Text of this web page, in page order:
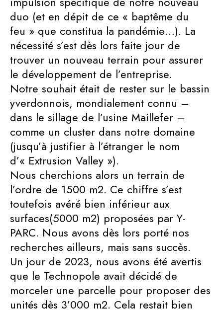
duo (et en dépit de ce « baptême du
feu » que constitua la pandémie…). La
nécessité s’est dès lors faite jour de
trouver un nouveau terrain pour assurer
le développement de l’entreprise.
Notre souhait était de rester sur le bassin
yverdonnois, mondialement connu –
dans le sillage de l’usine Maillefer –
comme un cluster dans notre domaine
(jusqu’à justifier à l’étranger le nom
d’« Extrusion Valley »).
Nous cherchions alors un terrain de
l’ordre de 1500 m2. Ce chiffre s’est
toutefois avéré bien inférieur aux
surfaces(5000 m2) proposées par Y-
PARC. Nous avons dès lors porté nos
recherches ailleurs, mais sans succès.
Un jour de 2023, nous avons été avertis
que le Technopole avait décidé de
morceler une parcelle pour proposer des
unités dès 3’000 m2. Cela restait bien